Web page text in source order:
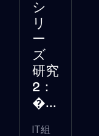
シ
リ
ー
ズ
研究
2：
�...
IT組